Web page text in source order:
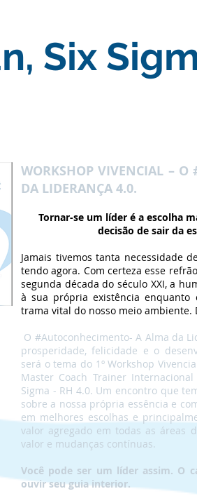
Six
WORKSHOP VIVENCIAL –
DA LIDERANÇA 4.0.
Tornar-se um líder é a escolha
decisão de sair da
Jamais tivemos tanta necessidade
tendo agora. Com certeza esse
segunda década do século XXI, a
à sua própria existência enquanto
trama vital do nosso meio ambiente.
O #Autoconhecimento- A Alma da
prosperidade, felicidade e o
será o tema do 1º Workshop
Master Coach Trainer
Sigma - RH 4.0. Um encontro que
sobre a nossa própria essência e
em melhores escolhas e
valor agregado em todas as áreas
valor e mudanças contínuas.
Você pode ser um líder assim. O
ouvir seu guia interior.